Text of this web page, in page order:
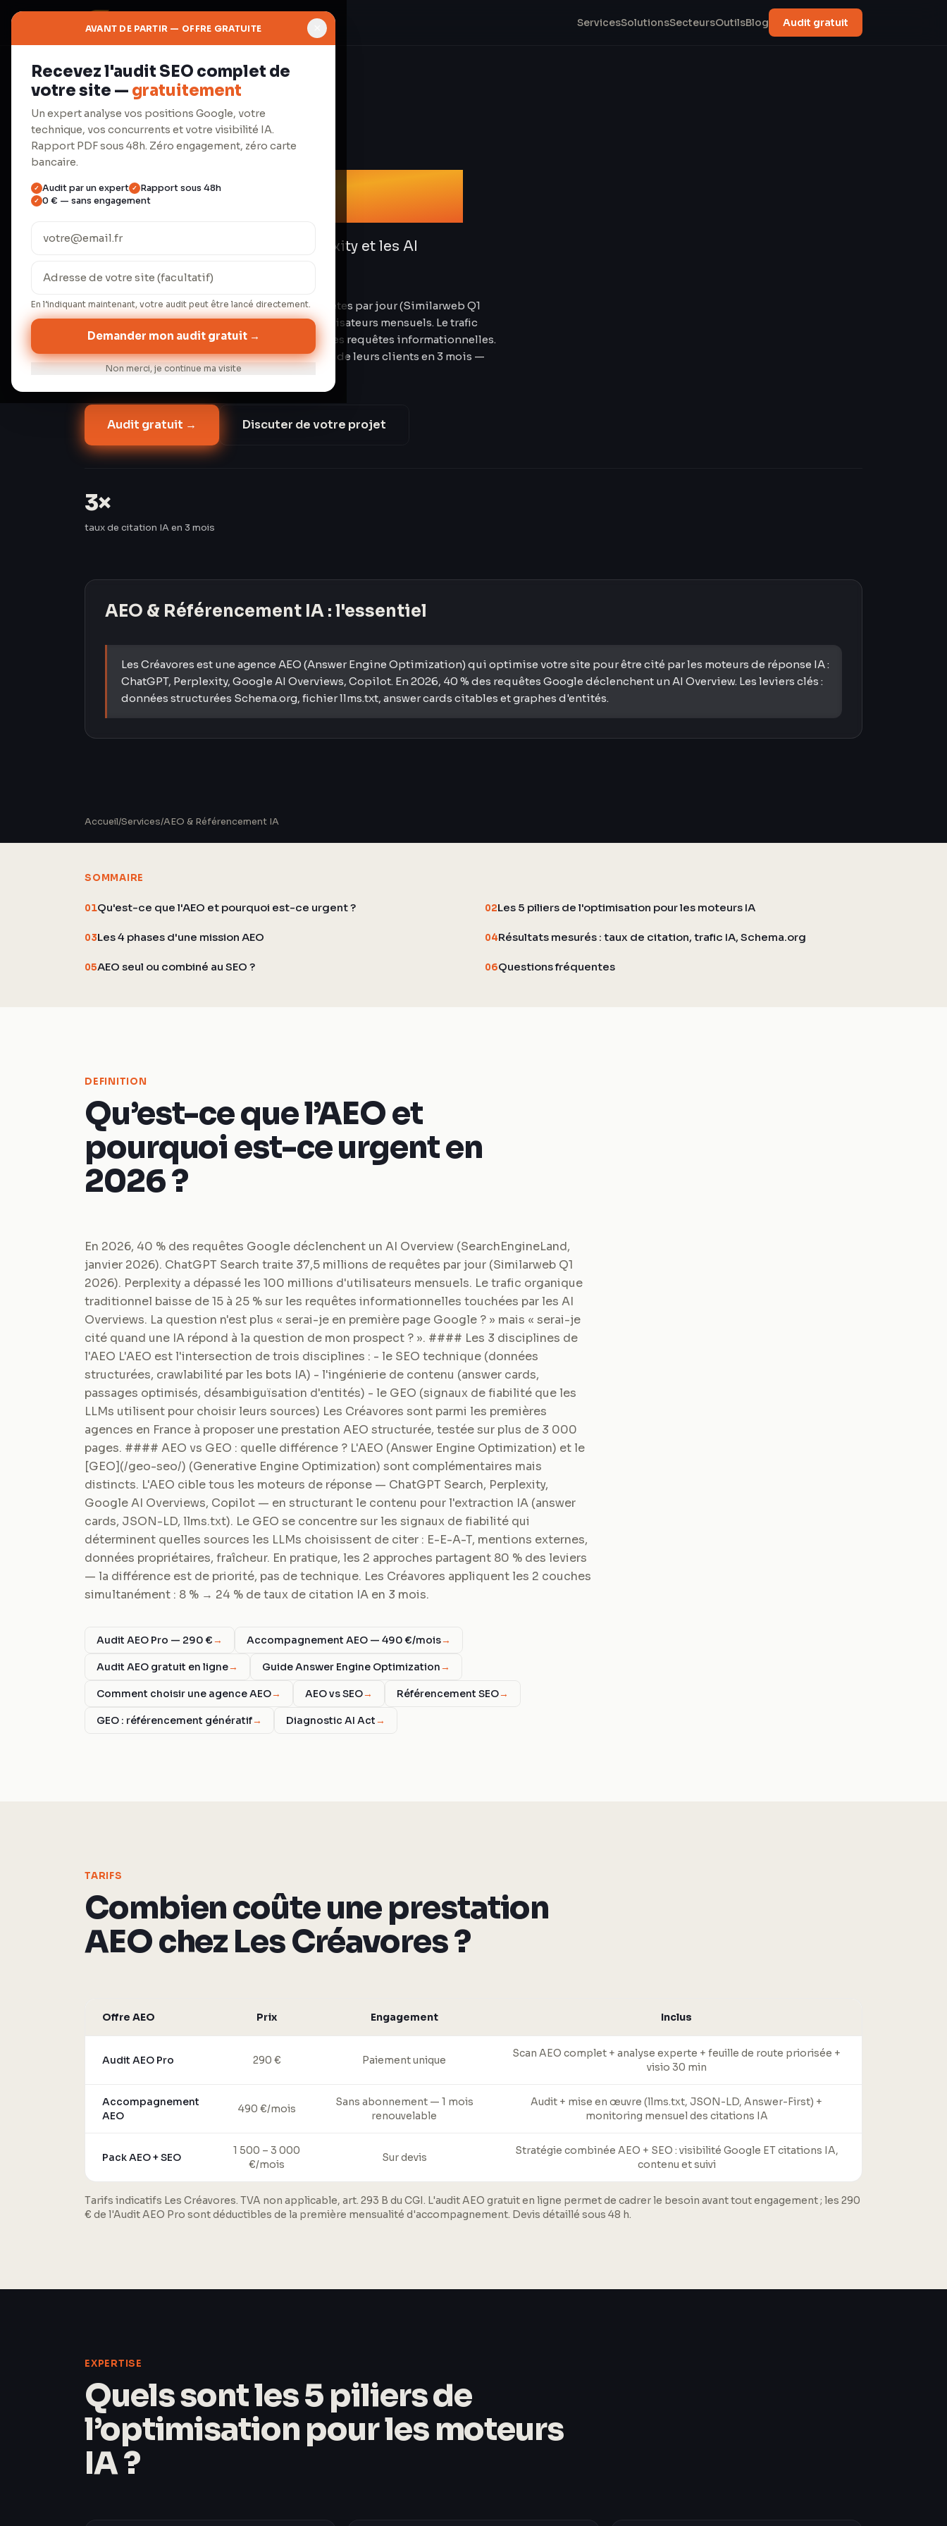
AVANT DE PARTIR — OFFRE GRATUITE
Recevez l'audit SEO complet de
votre site — gratuitement
Un expert analyse vos positions Google, votre
technique, vos concurrents et votre visibilité IA.
Rapport PDF sous 48h. Zéro engagement, zéro carte
bancaire.
✓ Audit par un expert ✓ Rapport sous 48h
✓ 0 € — sans engagement
En l’indiquant maintenant, votre audit peut être lancé directement.
Demander mon audit gratuit →
Non merci, je continue ma visite
ServicesSolutionsSecteursOutilsBlog Audit gratuit
◈ IA
AEO &
Référencement IA
Apparaissez dans ChatGPT, Perplexity et les AI
Overviews de Google.
ChatGPT Search traite 37,5 millions de requêtes par jour (Similarweb Q1
2026). Perplexity dépasse 100 millions d'utilisateurs mensuels. Le trafic
organique classique baisse de 15 à 25 % sur les requêtes informationnelles.
Les Créavores ont triplé le taux de citation IA de leurs clients en 3 mois —
passant de 8 % à 24 %.
Audit gratuit → Discuter de votre projet
3×
taux de citation IA en 3 mois
AEO & Référencement IA : l'essentiel
Les Créavores est une agence AEO (Answer Engine Optimization) qui optimise votre site pour être cité par les moteurs de réponse IA :
ChatGPT, Perplexity, Google AI Overviews, Copilot. En 2026, 40 % des requêtes Google déclenchent un AI Overview. Les leviers clés :
données structurées Schema.org, fichier llms.txt, answer cards citables et graphes d'entités.
Accueil/Services/AEO & Référencement IA
SOMMAIRE
01Qu'est-ce que l'AEO et pourquoi est-ce urgent ? 02Les 5 piliers de l'optimisation pour les moteurs IA
03Les 4 phases d'une mission AEO 04Résultats mesurés : taux de citation, trafic IA, Schema.org
05AEO seul ou combiné au SEO ? 06Questions fréquentes
DEFINITION
Qu’est-ce que l’AEO et
pourquoi est-ce urgent en
2026 ?
En 2026, 40 % des requêtes Google déclenchent un AI Overview (SearchEngineLand,
janvier 2026). ChatGPT Search traite 37,5 millions de requêtes par jour (Similarweb Q1
2026). Perplexity a dépassé les 100 millions d'utilisateurs mensuels. Le trafic organique
traditionnel baisse de 15 à 25 % sur les requêtes informationnelles touchées par les AI
Overviews. La question n'est plus « serai-je en première page Google ? » mais « serai-je
cité quand une IA répond à la question de mon prospect ? ». #### Les 3 disciplines de
l'AEO L'AEO est l'intersection de trois disciplines : - le SEO technique (données
structurées, crawlabilité par les bots IA) - l'ingénierie de contenu (answer cards,
passages optimisés, désambiguïsation d'entités) - le GEO (signaux de fiabilité que les
LLMs utilisent pour choisir leurs sources) Les Créavores sont parmi les premières
agences en France à proposer une prestation AEO structurée, testée sur plus de 3 000
pages. #### AEO vs GEO : quelle différence ? L'AEO (Answer Engine Optimization) et le
[GEO](/geo-seo/) (Generative Engine Optimization) sont complémentaires mais
distincts. L'AEO cible tous les moteurs de réponse — ChatGPT Search, Perplexity,
Google AI Overviews, Copilot — en structurant le contenu pour l'extraction IA (answer
cards, JSON-LD, llms.txt). Le GEO se concentre sur les signaux de fiabilité qui
déterminent quelles sources les LLMs choisissent de citer : E-E-A-T, mentions externes,
données propriétaires, fraîcheur. En pratique, les 2 approches partagent 80 % des leviers
— la différence est de priorité, pas de technique. Les Créavores appliquent les 2 couches
simultanément : 8 % → 24 % de taux de citation IA en 3 mois.
Audit AEO Pro — 290 €→ Accompagnement AEO — 490 €/mois→
Audit AEO gratuit en ligne→ Guide Answer Engine Optimization→
Comment choisir une agence AEO→ AEO vs SEO→ Référencement SEO→
GEO : référencement génératif→ Diagnostic AI Act→
TARIFS
Combien coûte une prestation
AEO chez Les Créavores ?
Offre AEO Prix Engagement Inclus
Audit AEO Pro 290 € Paiement unique
Scan AEO complet + analyse experte + feuille de route priorisée +
visio 30 min
Accompagnement
AEO
490 €/mois
Sans abonnement — 1 mois
renouvelable
Audit + mise en œuvre (llms.txt, JSON-LD, Answer-First) +
monitoring mensuel des citations IA
Pack AEO + SEO
1 500 – 3 000
€/mois
Sur devis
Stratégie combinée AEO + SEO : visibilité Google ET citations IA,
contenu et suivi
Tarifs indicatifs Les Créavores. TVA non applicable, art. 293 B du CGI. L'audit AEO gratuit en ligne permet de cadrer le besoin avant tout engagement ; les 290
€ de l'Audit AEO Pro sont déductibles de la première mensualité d'accompagnement. Devis détaillé sous 48 h.
EXPERTISE
Quels sont les 5 piliers de
l’optimisation pour les moteurs
IA ?